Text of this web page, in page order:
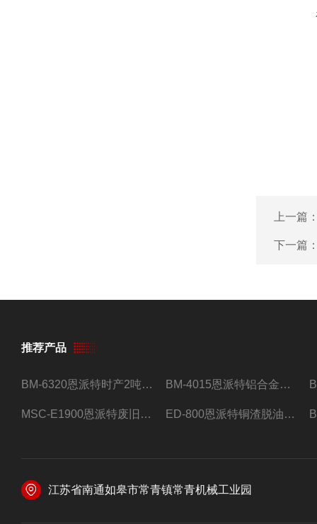
上一篇
下一篇
推荐产品
BM-6320恩派特时产2吨合金钢屑压饼机 BM-4015恩派特铝合金屑压饼机 脱油效果好
MSC-E1900恩派特废旧锂电池极片破碎处理设备 ED-800恩派特铜渣脱油机废铜屑铝屑甩油机
江苏省南通如皋市常青镇常青机械工业园